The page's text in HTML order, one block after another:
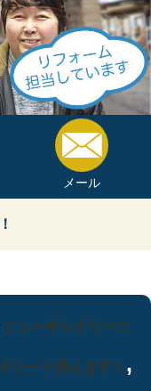
メール
ニューサンクリーニ
シート洗えます！ ,